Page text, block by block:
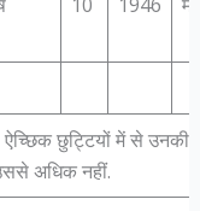
छुट्टियों में से उनकी
अधिक नहीं.